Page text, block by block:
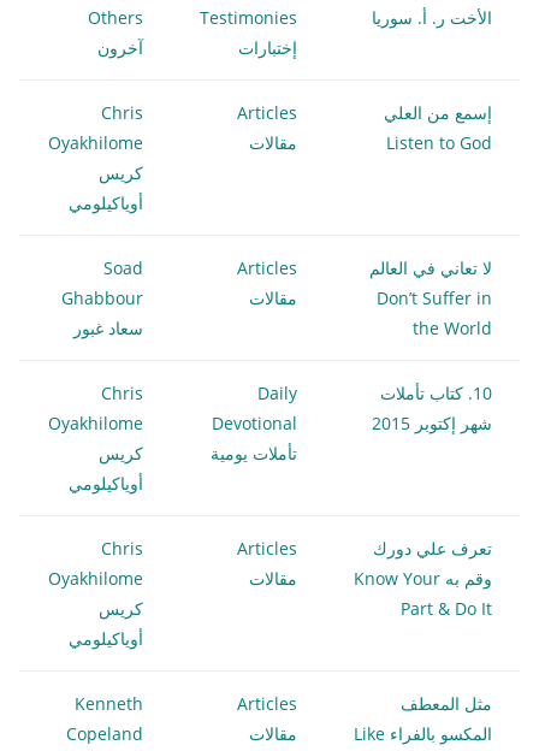
الأخت ر. أ. سوريا
Testimonies
إختبارات
Others
آخرون
إسمع من العلي
Listen to God
Articles
مقالات
Chris
Oyakhilome
كريس
أوياكيلومي
لا تعاني في العالم
Don’t Suffer in
the World
Articles
مقالات
Soad
Ghabbour
سعاد غبور
10. كتاب تأملات
شهر إكتوبر 2015
Daily
Devotional
تأملات يومية
Chris
Oyakhilome
كريس
أوياكيلومي
تعرف علي دورك
وقم به Know Your
Part & Do It
Articles
مقالات
Chris
Oyakhilome
كريس
أوياكيلومي
مثل المعطف
المكسو بالفراء Like
Articles
مقالات
Kenneth
Copeland